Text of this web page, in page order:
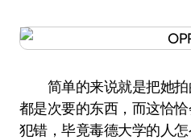
简单的来说就是把她拍
都是次要的东西，而这恰
犯错，毕竟毒德大学的人